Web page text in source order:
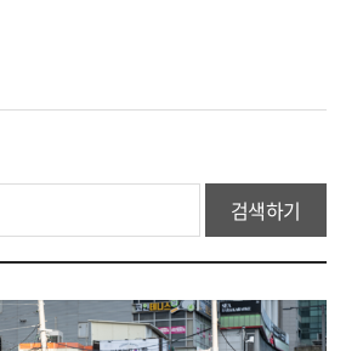
검색하기